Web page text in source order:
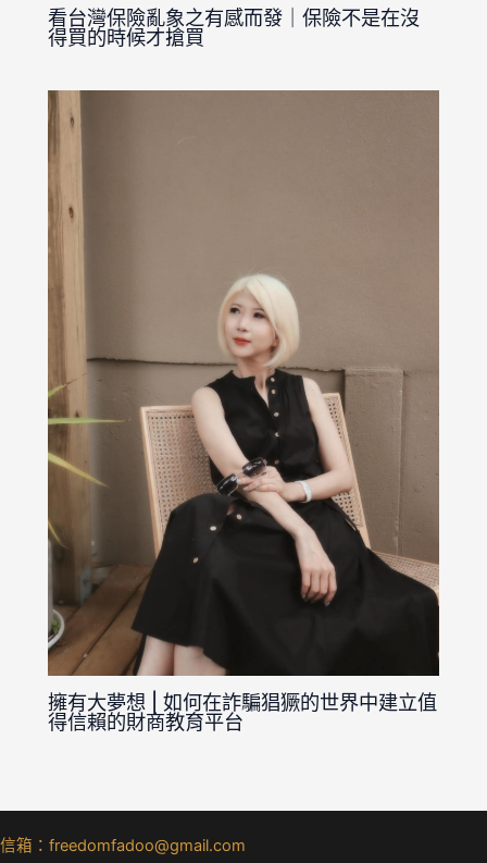
看台灣保險亂象之有感而發｜保險不是在沒
得買的時候才搶買
擁有大夢想 | 如何在詐騙猖獗的世界中建立值
得信賴的財商教育平台
信箱：freedomfadoo@gmail.com